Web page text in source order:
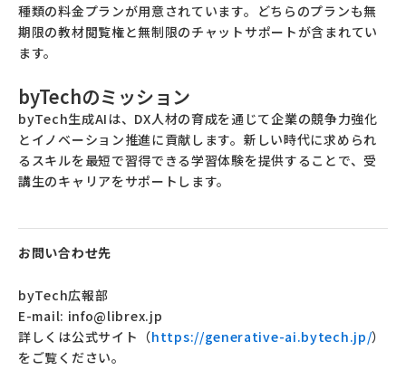
種類の料金プランが用意されています。どちらのプランも無
期限の教材閲覧権と無制限のチャットサポートが含まれてい
ます。
byTechのミッション
byTech生成AIは、 DX人材の育成を通じて企業の競争力強化
とイノベーション推進に貢献します。新しい時代に求められ
るスキルを最短で習得できる学習体験を提供することで、受
講生のキャリアをサポートします。
お問い合わせ先
byTech広報部
E-mail: info@librex.jp
詳しくは公式サイト（https://generative-ai.bytech.jp/）
をご覧ください。